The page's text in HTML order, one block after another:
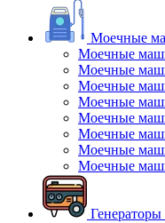
Моечные
Моечные
Моечные
Моечные
Моечные
Моечные
Моечные
Моечные
Моечные
Генераторы